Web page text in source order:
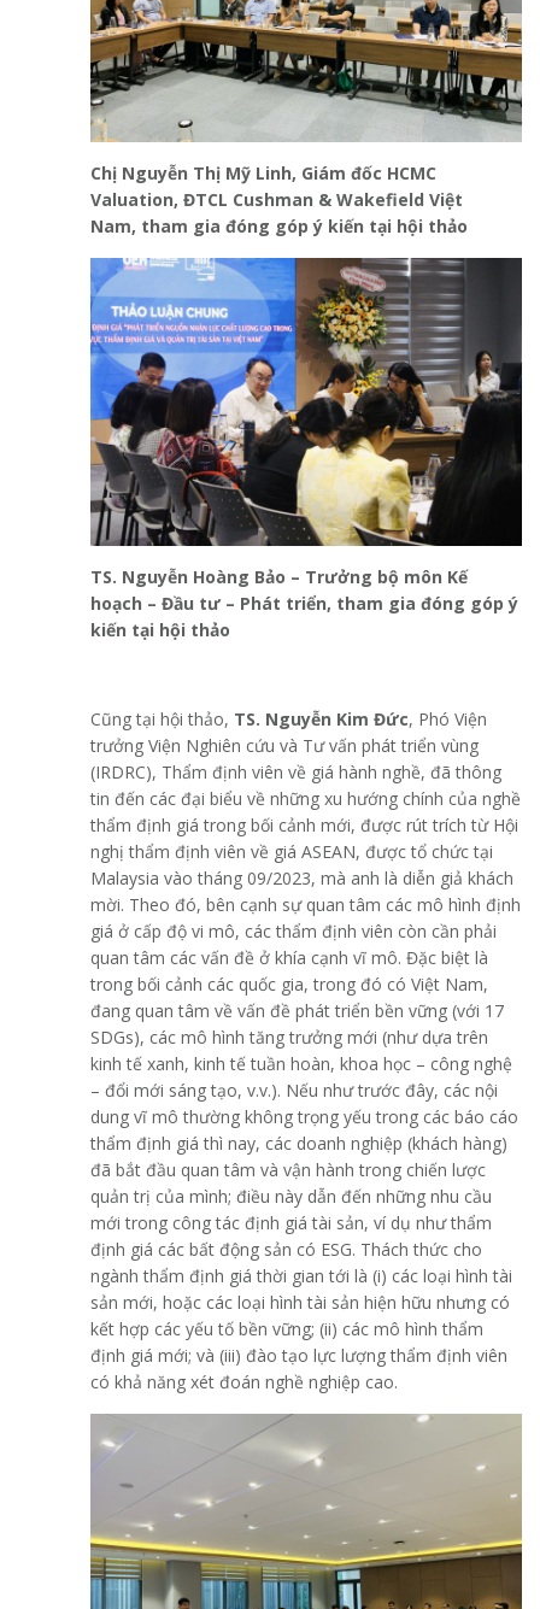
Chị Nguyễn Thị Mỹ Linh, Giám đốc HCMC
Valuation, ĐTCL Cushman & Wakefield Việt
Nam, tham gia đóng góp ý kiến tại hội thảo
TS. Nguyễn Hoàng Bảo – Trưởng bộ môn Kế
hoạch – Đầu tư – Phát triển, tham gia đóng góp ý
kiến tại hội thảo
Cũng tại hội thảo, TS. Nguyễn Kim Đức, Phó Viện
trưởng Viện Nghiên cứu và Tư vấn phát triển vùng
(IRDRC), Thẩm định viên về giá hành nghề, đã thông
tin đến các đại biểu về những xu hướng chính của nghề
thẩm định giá trong bối cảnh mới, được rút trích từ Hội
nghị thẩm định viên về giá ASEAN, được tổ chức tại
Malaysia vào tháng 09/2023, mà anh là diễn giả khách
mời. Theo đó, bên cạnh sự quan tâm các mô hình định
giá ở cấp độ vi mô, các thẩm định viên còn cần phải
quan tâm các vấn đề ở khía cạnh vĩ mô. Đặc biệt là
trong bối cảnh các quốc gia, trong đó có Việt Nam,
đang quan tâm về vấn đề phát triển bền vững (với 17
SDGs), các mô hình tăng trưởng mới (như dựa trên
kinh tế xanh, kinh tế tuần hoàn, khoa học – công nghệ
– đổi mới sáng tạo, v.v.). Nếu như trước đây, các nội
dung vĩ mô thường không trọng yếu trong các báo cáo
thẩm định giá thì nay, các doanh nghiệp (khách hàng)
đã bắt đầu quan tâm và vận hành trong chiến lược
quản trị của mình; điều này dẫn đến những nhu cầu
mới trong công tác định giá tài sản, ví dụ như thẩm
định giá các bất động sản có ESG. Thách thức cho
ngành thẩm định giá thời gian tới là (i) các loại hình tài
sản mới, hoặc các loại hình tài sản hiện hữu nhưng có
kết hợp các yếu tố bền vững; (ii) các mô hình thẩm
định giá mới; và (iii) đào tạo lực lượng thẩm định viên
có khả năng xét đoán nghề nghiệp cao.